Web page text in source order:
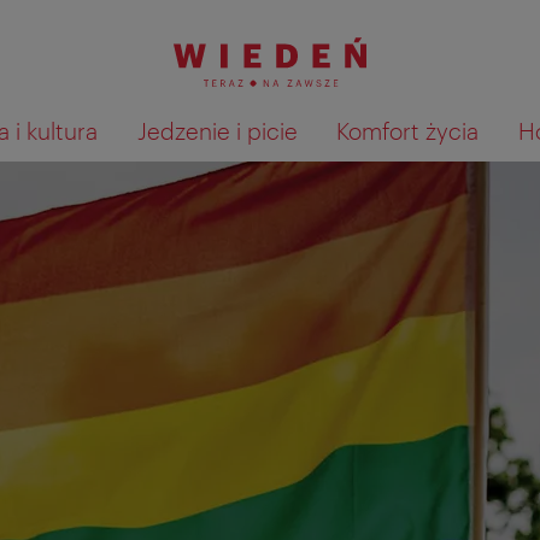
i kultura Jedzenie i picie Komfort życia
Pokaż na mapie wyniki